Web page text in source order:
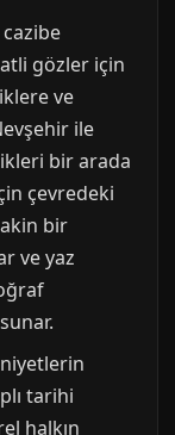
gözler için
ve
ile
bir arada
çevredeki
bir
ve yaz
tarihi
halkın